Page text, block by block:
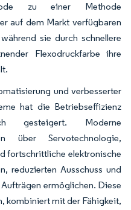
zu einer Methode
auf dem Markt verfügbaren
sie durch schnellere
Flexodruckfarbe ihre
und verbesserter
hat die Betriebseffizienz
gesteigert. Moderne
über Servotechnologie,
fortschrittliche elektronische
reduzierten Ausschuss und
ermöglichen. Diese
kombiniert mit der Fähigkeit,